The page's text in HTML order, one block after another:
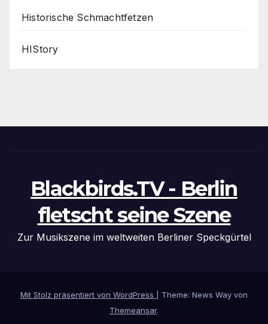
Historische Schmachtfetzen
HIStory
Blackbirds.TV - Berlin
fletscht seine Szene
Zur Musikszene im weltweiten Berliner Speckgürtel
Mit Stolz präsentiert von WordPress
Theme: News Way von
Themeansar.